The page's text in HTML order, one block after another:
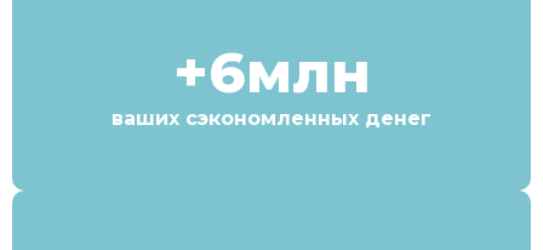
+6млн
ваших сэкономленных денег